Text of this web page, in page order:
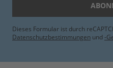
Dieses Formular ist durch
Datenschutzbestimmungen und -